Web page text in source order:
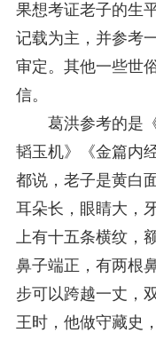
果想考证老子的生
记载为主，并参考
审定。其他一些世
信。
葛洪参考的是
韬玉机》《金篇内
都说，老子是黄白
耳朵长，眼睛大，
上有十五条横纹，
鼻子端正，有两根
步可以跨越一丈，
王时，他做守藏史